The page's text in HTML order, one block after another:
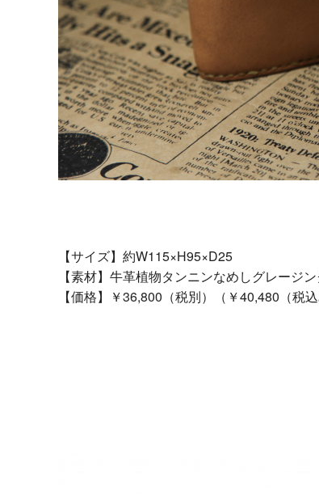
【サイズ】約W115×H95×D25
【素材】牛革植物タンニンなめしグレージ
【価格】￥36,800（税別）（￥40,480（税込